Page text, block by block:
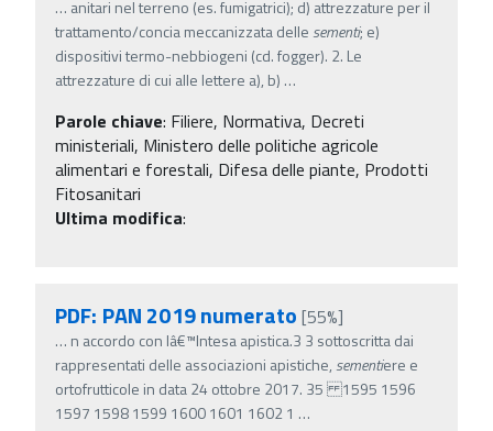
… anitari nel terreno (es. fumigatrici); d) attrezzature per il
trattamento/concia meccanizzata delle sementi; e)
dispositivi termo-nebbiogeni (cd. fogger). 2. Le
attrezzature di cui alle lettere a), b) …
Parole chiave: Filiere, Normativa, Decreti
ministeriali, Ministero delle politiche agricole
alimentari e forestali, Difesa delle piante, Prodotti
Fitosanitari
Ultima modifica:
PDF: PAN 2019 numerato [55%]
… n accordo con lâ€™Intesa apistica.3 3 sottoscritta dai
rappresentati delle associazioni apistiche, sementiere e
ortofrutticole in data 24 ottobre 2017. 35 1595 1596
1597 1598 1599 1600 1601 1602 1 …